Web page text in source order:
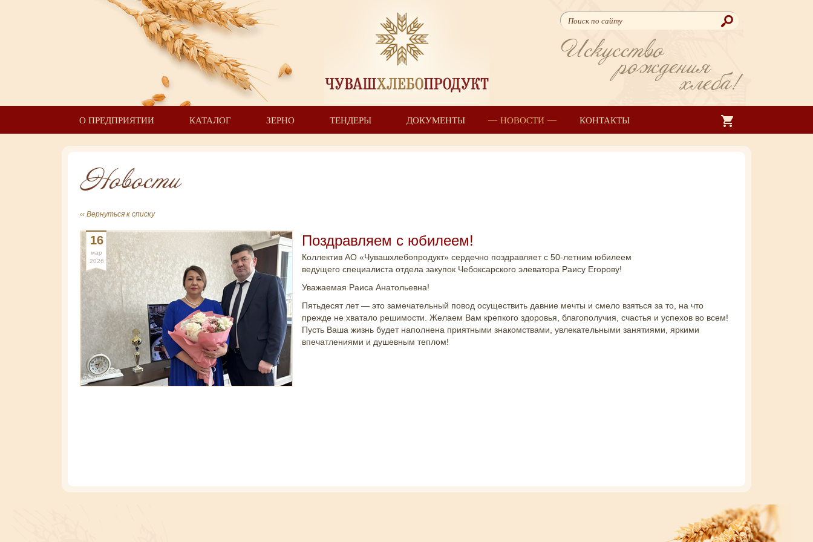
Искусство
рождения
хлеба!
О ПРЕДПРИЯТИИ КАТАЛОГ ЗЕРНО ТЕНДЕРЫ ДОКУМЕНТЫ НОВОСТИ КОНТАКТЫ
Новости
‹‹ Вернуться к списку
16
мар
2026
Поздравляем с юбилеем!
Коллектив АО «Чувашхлебопродукт» сердечно поздравляет с 50-летним юбилеем
ведущего специалиста отдела закупок Чебоксарского элеватора Раису Егорову!
Уважаемая Раиса Анатольевна!
Пятьдесят лет — это замечательный повод осуществить давние мечты и смело взяться за то, на что
прежде не хватало решимости. Желаем Вам крепкого здоровья, благополучия, счастья и успехов во всем!
Пусть Ваша жизнь будет наполнена приятными знакомствами, увлекательными занятиями, яркими
впечатлениями и душевным теплом!